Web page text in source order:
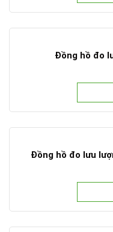
Đồng hồ đo
Đồng hồ đo lưu